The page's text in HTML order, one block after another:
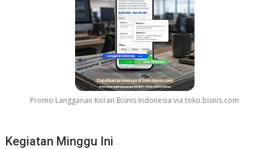
Promo Langganan Koran Bisnis Indonesia via toko.bisnis.com
Kegiatan Minggu Ini